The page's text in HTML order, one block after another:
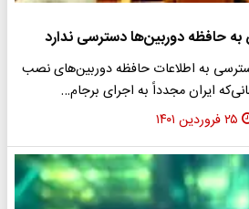
به حافظه دوربین‌ها دسترسی ندارد
به اطلاعات حافظه دوربین‌های نصب
ایران مجدداً به اجرای برجام…
۲۵ فروردین ۱۴۰۱